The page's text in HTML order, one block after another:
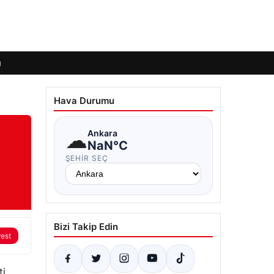
Hava Durumu
☁Ankara
NaN°C
ŞEHIR SEÇ
Bizi Takip Edin